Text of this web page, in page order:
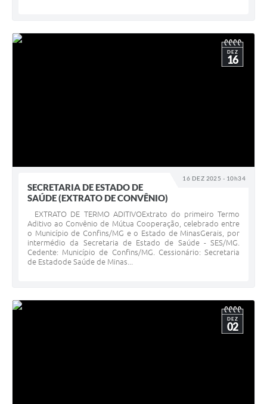
16 DEZ 2025 - 10h34
DEZ
16
SECRETARIA DE ESTADO DE
SAÚDE (EXTRATO DE CONVÊNIO)
EXTRATO DE TERMO ADITIVOExtrato do primeiro Termo
Aditivo ao Convênio de Mútua Cooperação, celebrado entre
o Município de Confins/MG e o Estado de MinasGerais, por
intermédio da Secretaria de Estado de Saúde - SES/MG.
Cedente: Município de Confins/MG. Cessionário: Secretaria
de Estadode Saúde de Minas...
DEZ
02